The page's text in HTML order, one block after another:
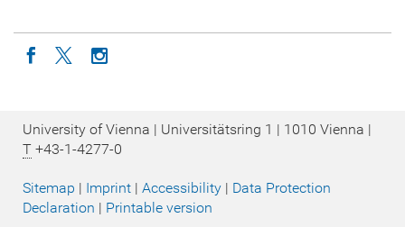
Icon facebook
Icon twitter
Icon instagram
University of Vienna | Universitätsring 1 | 1010 Vienna |
T +43-1-4277-0
Sitemap | Imprint | Accessibility | Data Protection
Declaration | Printable version